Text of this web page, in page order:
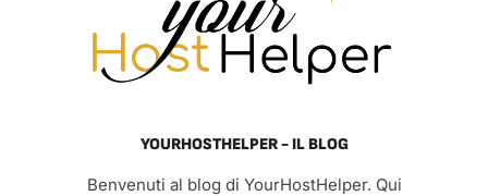
YOURHOSTHELPER - IL BLOG
Benvenuti al blog di YourHostHelper. Qui